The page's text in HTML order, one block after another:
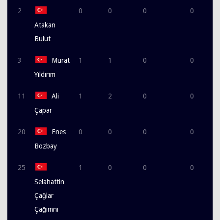
2
Atakan
Bulut
0 0 0 0
3
Murat
Yıldırım
1 1 0 0
11
Ali
Çapar
1 2 0 0
20
Enes
Bozbay
0 0 0 0
25
Selahattin
Çağlar
Çağımnı
1 0 0 0